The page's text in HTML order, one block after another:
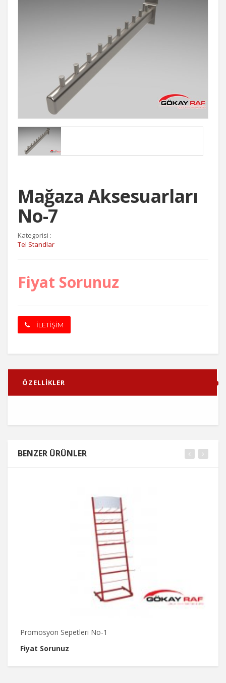
Mağaza Aksesuarları
No-7
Kategorisi :
Tel Standlar
Fiyat Sorunuz
İLETİŞİM
ÖZELLİKLER
BENZER ÜRÜNLER
Promosyon Sepetleri No-1
Fiyat Sorunuz